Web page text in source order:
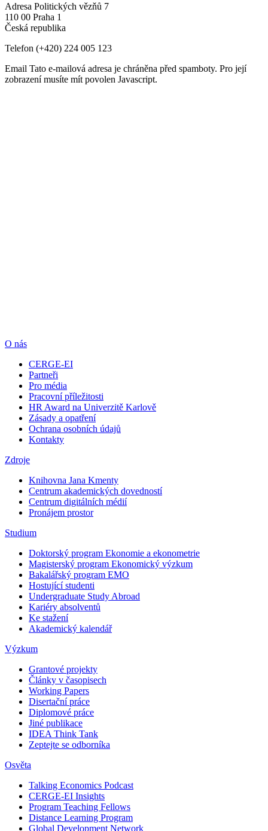
Adresa Politických vězňů 7
110 00 Praha 1
Česká republika
Telefon (+420) 224 005 123
Email Tato e-mailová adresa je chráněna před spamboty. Pro její
zobrazení musíte mít povolen Javascript.
O nás
CERGE-EI
Partneři
Pro média
Pracovní příležitosti
HR Award na Univerzitě Karlově
Zásady a opatření
Ochrana osobních údajů
Kontakty
Zdroje
Knihovna Jana Kmenty
Centrum akademických dovedností
Centrum digitálních médií
Pronájem prostor
Studium
Doktorský program Ekonomie a ekonometrie
Magisterský program Ekonomický výzkum
Bakalářský program EMO
Hostující studenti
Undergraduate Study Abroad
Kariéry absolventů
Ke stažení
Akademický kalendář
Výzkum
Grantové projekty
Články v časopisech
Working Papers
Disertační práce
Diplomové práce
Jiné publikace
IDEA Think Tank
Zeptejte se odborníka
Osvěta
Talking Economics Podcast
CERGE-EI Insights
Program Teaching Fellows
Distance Learning Program
Global Development Network